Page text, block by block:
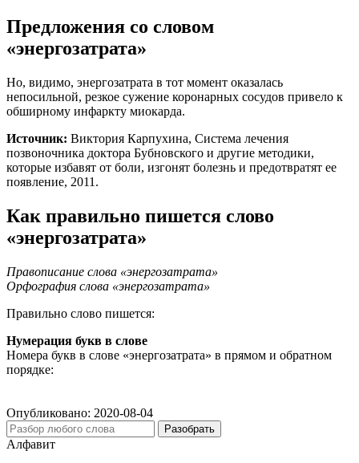
Предложения со словом
«энергозатрата»
Но, видимо, энергозатрата в тот момент оказалась
непосильной, резкое сужение коронарных сосудов привело к
обширному инфаркту миокарда.
Источник: Виктория Карпухина, Система лечения
позвоночника доктора Бубновского и другие методики,
которые избавят от боли, изгонят болезнь и предотвратят ее
появление, 2011.
Как правильно пишется слово
«энергозатрата»
Правописание слова «энергозатрата»
Орфография слова «энергозатрата»
Правильно слово пишется:
Нумерация букв в слове
Номера букв в слове «энергозатрата» в прямом и обратном
порядке:
Опубликовано: 2020-08-04
Разобрать
Алфавит